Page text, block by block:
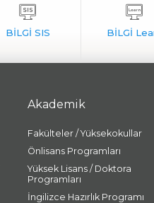
Akademik
Fakülteler / Yüksekokullar
Önlisans Programları
Yüksek Lisans / Doktora
Programları
İngilizce Hazırlık Programı